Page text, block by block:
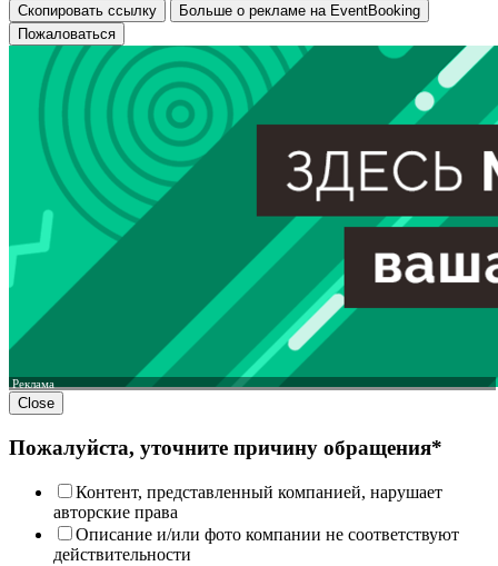
Скопировать ссылку
Больше о рекламе на EventBooking
Пожаловаться
Реклама
Close
Пожалуйста, уточните причину обращения*
Контент, представленный компанией, нарушает
авторские права
Описание и/или фото компании не соответствуют
действительности